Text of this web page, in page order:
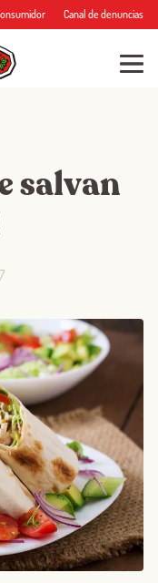
Canal de denuncias
salvan